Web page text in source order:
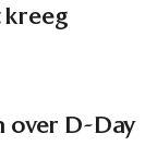
kreeg
over D-Day